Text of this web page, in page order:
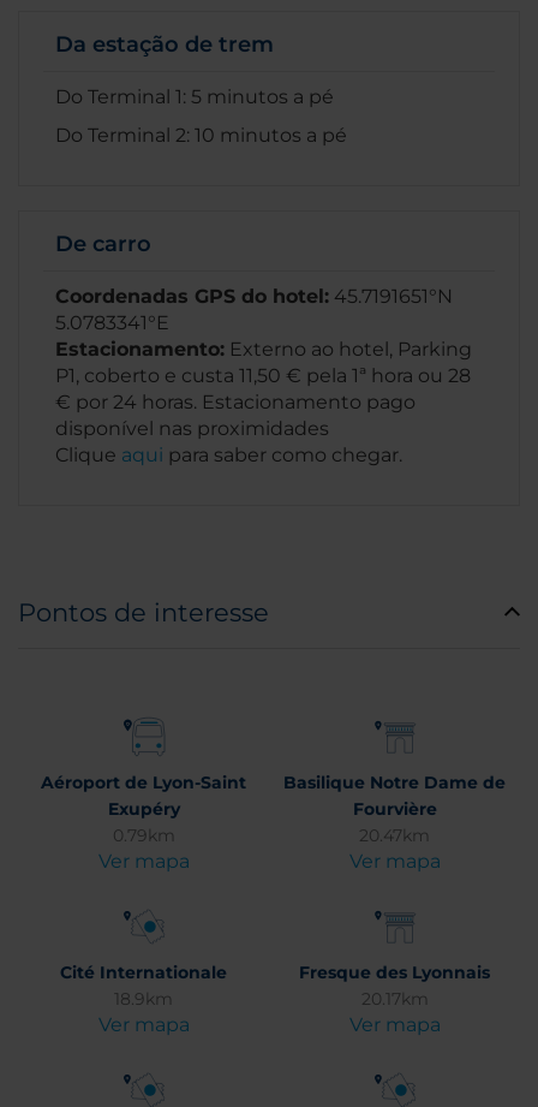
Da estação de trem
Do Terminal 1: 5 minutos a pé
Do Terminal 2: 10 minutos a pé
De carro
Coordenadas GPS do hotel: 45.7191651°N
5.0783341°E
Estacionamento: Externo ao hotel, Parking
P1, coberto e custa 11,50 € pela 1ª hora ou 28
€ por 24 horas. Estacionamento pago
disponível nas proximidades
Clique aqui para saber como chegar.
Pontos de interesse
Aéroport de Lyon-Saint
Exupéry
0.79km
Ver mapa
Basilique Notre Dame de
Fourvière
20.47km
Ver mapa
Cité Internationale
18.9km
Ver mapa
Fresque des Lyonnais
20.17km
Ver mapa